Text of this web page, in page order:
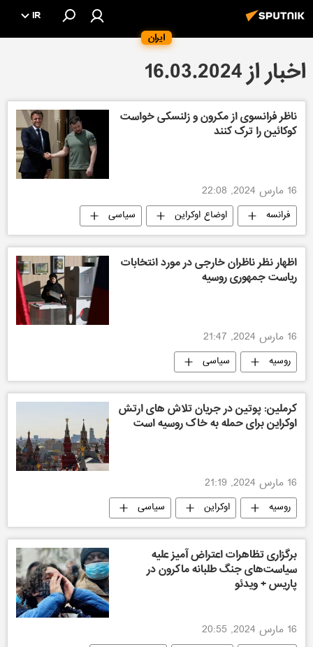
ایران
IR
اخبار از 16.03.2024
ناظر فرانسوی از مکرون و زلنسکی خواست
کوکائین را ترک کنند
16 مارس 2024, 22:08
فرانسه اوضاع اوکراین سیاسی
اظهار نظر ناظران خارجی در مورد انتخابات
ریاست جمهوری روسیه
16 مارس 2024, 21:47
روسیه سیاسی
کرملین: پوتین در جریان تلاش های ارتش
اوکراین برای حمله به خاک روسیه است
16 مارس 2024, 21:19
روسیه اوکراین سیاسی
برگزاری تظاهرات اعتراض آمیز علیه
سیاست‌های جنگ طلبانه ماکرون در
پاریس + ویدئو
16 مارس 2024, 20:55